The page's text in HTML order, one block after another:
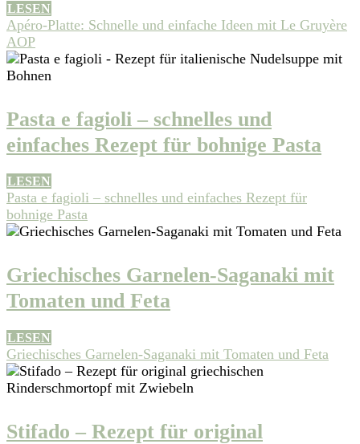
LESEN
Apéro-Platte: Schnelle und einfache Ideen mit Le Gruyère
AOP
Pasta e fagioli – schnelles und
einfaches Rezept für bohnige Pasta
LESEN
Pasta e fagioli – schnelles und einfaches Rezept für
bohnige Pasta
Griechisches Garnelen-Saganaki mit
Tomaten und Feta
LESEN
Griechisches Garnelen-Saganaki mit Tomaten und Feta
Stifado – Rezept für original